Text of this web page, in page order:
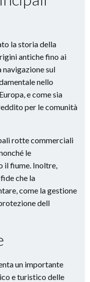
la storia della
antiche fino ai
sul
nello
e come sia
per le comunità
rotte commerciali
le
il fiume. Inoltre,
che la
come la gestione
dell
un importante
e turistico delle